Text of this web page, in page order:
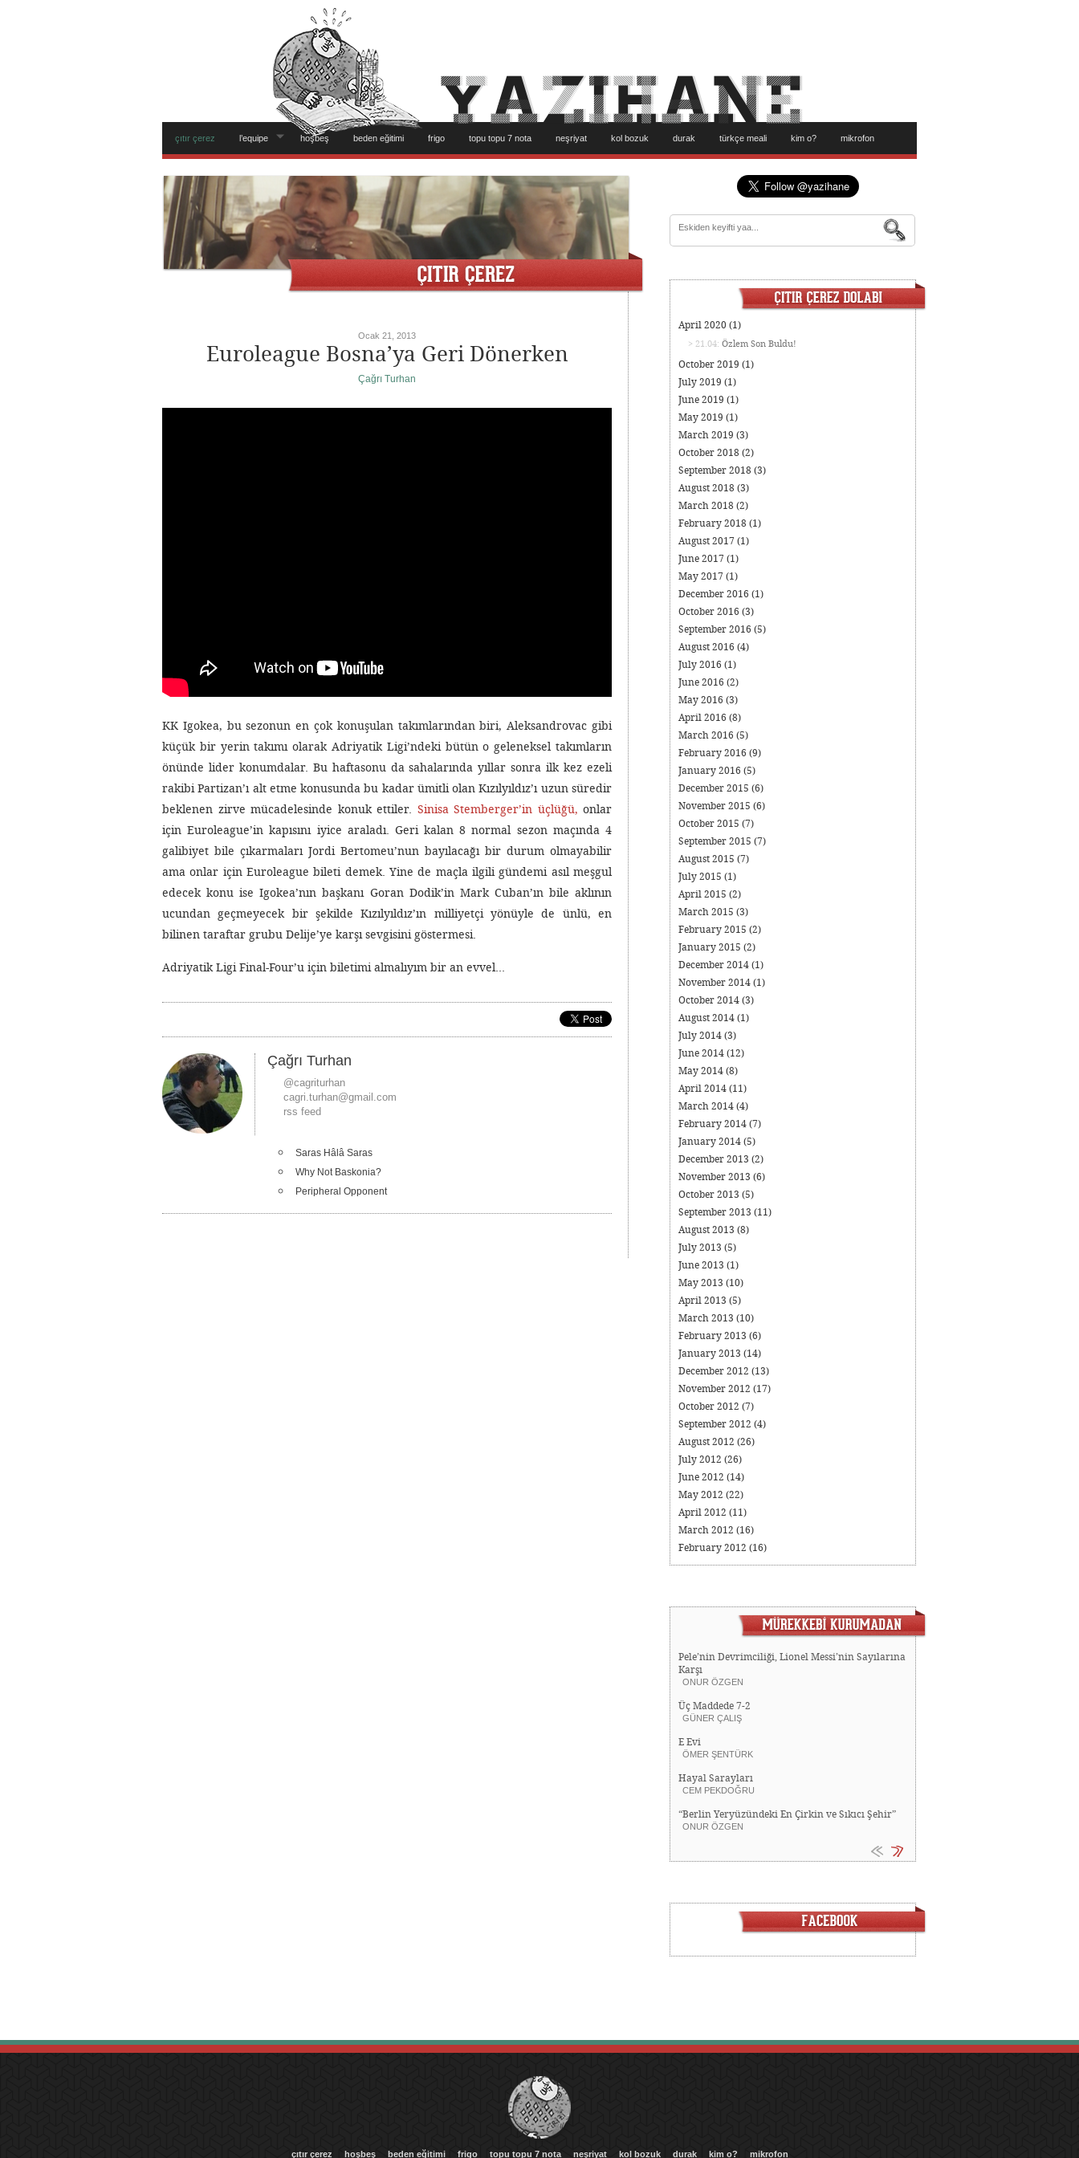
çıtır çerez l’equipe hoşbeş beden eğitimi frigo topu topu 7 nota neşriyat kol bozuk durak türkçe meali kim o? mikrofon
Ocak 21, 2013
Euroleague Bosna’ya Geri Dönerken
Çağrı Turhan
KK Igokea, bu sezonun en çok konuşulan takımlarından biri, Aleksandrovac gibi
küçük bir yerin takımı olarak Adriyatik Ligi’ndeki bütün o geleneksel takımların
önünde lider konumdalar. Bu haftasonu da sahalarında yıllar sonra ilk kez ezeli
rakibi Partizan’ı alt etme konusunda bu kadar ümitli olan Kızılyıldız’ı uzun süredir
beklenen zirve mücadelesinde konuk ettiler. Sinisa Stemberger’in üçlüğü, onlar
için Euroleague’in kapısını iyice araladı. Geri kalan 8 normal sezon maçında 4
galibiyet bile çıkarmaları Jordi Bertomeu’nun bayılacağı bir durum olmayabilir
ama onlar için Euroleague bileti demek. Yine de maçla ilgili gündemi asıl meşgul
edecek konu ise Igokea’nın başkanı Goran Dodik’in Mark Cuban’ın bile aklının
ucundan geçmeyecek bir şekilde Kızılyıldız’ın milliyetçi yönüyle de ünlü, en
bilinen taraftar grubu Delije’ye karşı sevgisini göstermesi.
Adriyatik Ligi Final-Four’u için biletimi almalıyım bir an evvel…
Çağrı Turhan
@cagriturhan
cagri.turhan@gmail.com
rss feed
Saras Hâlâ Saras
Why Not Baskonia?
Peripheral Opponent
April 2020(1)
> 21.04: Özlem Son Buldu!
October 2019 (1)
July 2019 (1)
June 2019 (1)
May 2019 (1)
March 2019 (3)
October 2018 (2)
September 2018 (3)
August 2018 (3)
March 2018 (2)
February 2018 (1)
August 2017 (1)
June 2017 (1)
May 2017 (1)
December 2016 (1)
October 2016 (3)
September 2016 (5)
August 2016 (4)
July 2016 (1)
June 2016 (2)
May 2016 (3)
April 2016 (8)
March 2016 (5)
February 2016 (9)
January 2016 (5)
December 2015 (6)
November 2015 (6)
October 2015 (7)
September 2015 (7)
August 2015 (7)
July 2015 (1)
April 2015 (2)
March 2015 (3)
February 2015 (2)
January 2015 (2)
December 2014(1)
November 2014(1)
October 2014(3)
August 2014(1)
July 2014(3)
June 2014(12)
May 2014(8)
April 2014(11)
March 2014(4)
February 2014(7)
January 2014(5)
December 2013 (2)
November 2013 (6)
October 2013 (5)
September 2013 (11)
August 2013 (8)
July 2013 (5)
June 2013 (1)
May 2013 (10)
April 2013 (5)
March 2013 (10)
February 2013 (6)
January 2013 (14)
December 2012 (13)
November 2012 (17)
October 2012 (7)
September 2012 (4)
August 2012 (26)
July 2012 (26)
June 2012 (14)
May 2012 (22)
April 2012 (11)
March 2012 (16)
February 2012 (16)
Pele’nin Devrimciliği, Lionel Messi’nin Sayılarına
Karşı
ONUR ÖZGEN
Üç Maddede 7-2
GÜNER ÇALIŞ
E Evi
ÖMER ŞENTÜRK
Hayal Sarayları
CEM PEKDOĞRU
“Berlin Yeryüzündeki En Çirkin ve Sıkıcı Şehir”
ONUR ÖZGEN
çıtır çerez hoşbeş beden eğitimi frigo topu topu 7 nota neşriyat kol bozuk durak kim o? mikrofon